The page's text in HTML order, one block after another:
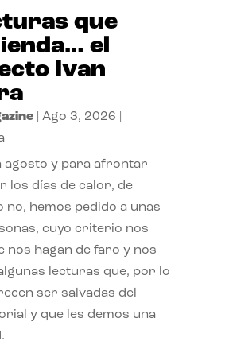
que
el
Ivan
| Ago 3, 2026
agosto y para afrontar
los días de calor, de
no, hemos pedido a unas
cuyo criterio nos
nos hagan de faro y nos
lecturas que, por lo
ser salvadas del
y que les demos una